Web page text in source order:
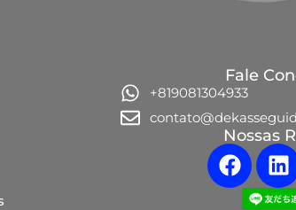
Fale
+819081304933
Nossas